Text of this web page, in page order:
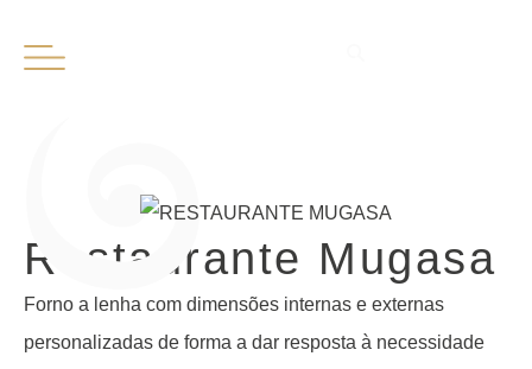
Restaurante Mugasa
Forno a lenha com dimensões internas e externas
personalizadas de forma a dar resposta à necessidade